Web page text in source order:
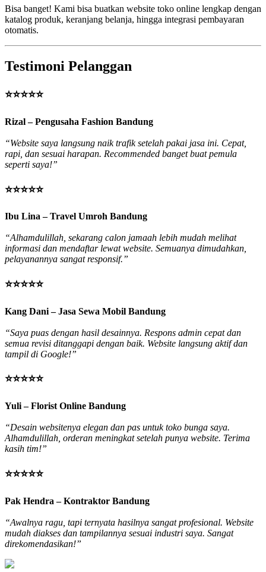
Bisa banget! Kami bisa buatkan website toko online lengkap dengan
katalog produk, keranjang belanja, hingga integrasi pembayaran
otomatis.
Testimoni Pelanggan
⭐⭐⭐⭐⭐
Rizal – Pengusaha Fashion Bandung
“Website saya langsung naik trafik setelah pakai jasa ini. Cepat,
rapi, dan sesuai harapan. Recommended banget buat pemula
seperti saya!”
⭐⭐⭐⭐⭐
Ibu Lina – Travel Umroh Bandung
“Alhamdulillah, sekarang calon jamaah lebih mudah melihat
informasi dan mendaftar lewat website. Semuanya dimudahkan,
pelayanannya sangat responsif.”
⭐⭐⭐⭐⭐
Kang Dani – Jasa Sewa Mobil Bandung
“Saya puas dengan hasil desainnya. Respons admin cepat dan
semua revisi ditanggapi dengan baik. Website langsung aktif dan
tampil di Google!”
⭐⭐⭐⭐⭐
Yuli – Florist Online Bandung
“Desain websitenya elegan dan pas untuk toko bunga saya.
Alhamdulillah, orderan meningkat setelah punya website. Terima
kasih tim!”
⭐⭐⭐⭐⭐
Pak Hendra – Kontraktor Bandung
“Awalnya ragu, tapi ternyata hasilnya sangat profesional. Website
mudah diakses dan tampilannya sesuai industri saya. Sangat
direkomendasikan!”